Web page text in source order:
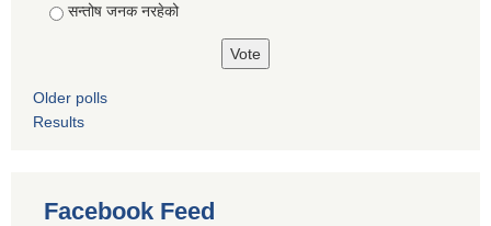
सन्तोष जनक नरहेको
Older polls
Results
Facebook Feed